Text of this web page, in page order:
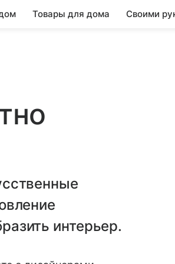
Товары для дома Своими
интерьер.